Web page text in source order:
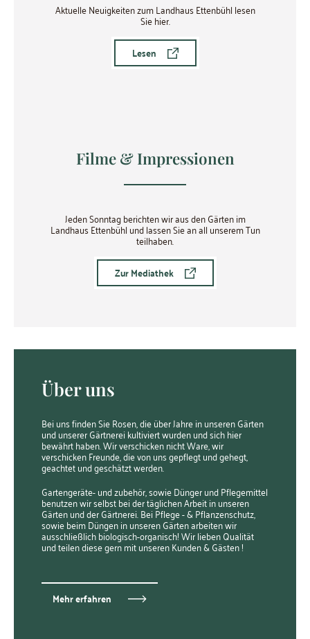
Aktuelle Neuigkeiten zum Landhaus Ettenbühl lesen
Sie hier.
Lesen
Filme & Impressionen
Jeden Sonntag berichten wir aus den Gärten im
Landhaus Ettenbühl und lassen Sie an all unserem Tun
teilhaben.
Zur Mediathek
Über uns
Bei uns finden Sie Rosen, die über Jahre in unseren Gärten
und unserer Gärtnerei kultiviert wurden und sich hier
bewährt haben. Wir verschicken nicht Ware, wir
verschicken Freunde, die von uns gepflegt und gehegt,
geachtet und geschätzt werden.
Gartengeräte- und zubehör, sowie Dünger und Pflegemittel
benutzen wir selbst bei der täglichen Arbeit in unseren
Gärten und der Gärtnerei. Bei Pflege - & Pflanzenschutz,
sowie beim Düngen in unseren Gärten arbeiten wir
ausschließlich biologisch-organisch! Wir lieben Qualität
und teilen diese gern mit unseren Kunden & Gästen !
Mehr erfahren